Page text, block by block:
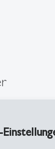
(ICV-